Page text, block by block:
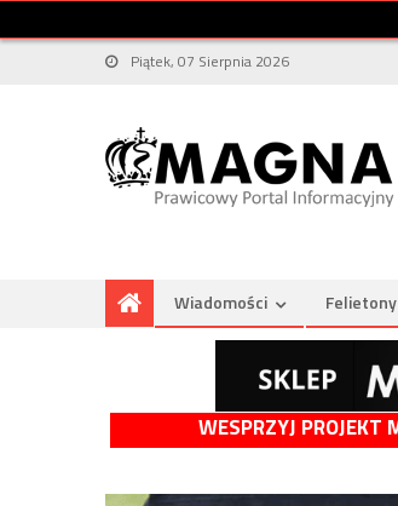
Piątek, 07 Sierpnia 2026
Wiadomości Felietony
WESPRZYJ PROJEKT